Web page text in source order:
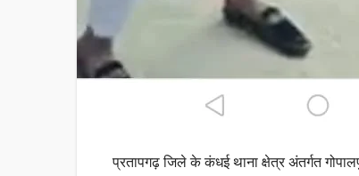
प्रतापगढ़ जिले के कंधई थाना क्षेत्र अंतर्गत